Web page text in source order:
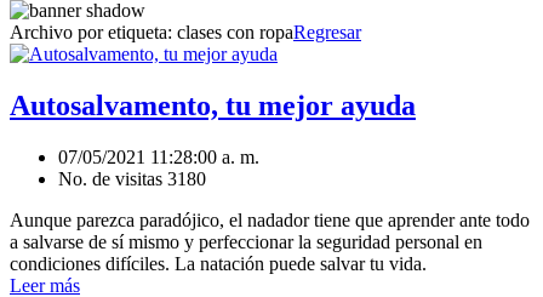
Archivo por etiqueta: clases con ropaRegresar
Autosalvamento, tu mejor ayuda
07/05/2021 11:28:00 a. m.
No. de visitas 3180
Aunque parezca paradójico, el nadador tiene que aprender ante todo
a salvarse de sí mismo y perfeccionar la seguridad personal en
condiciones difíciles. La natación puede salvar tu vida.
Leer más